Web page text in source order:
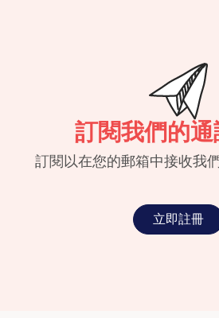
訂閱我們的通
訂閱以在您的郵箱中接收我
立即註冊